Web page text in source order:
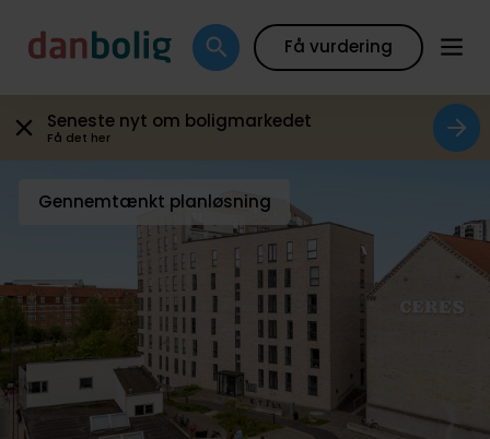
Få vurdering
Seneste nyt om boligmarkedet
Få det her
Gennemtænkt planløsning
Galleri Plantegning Boligfakta Kort